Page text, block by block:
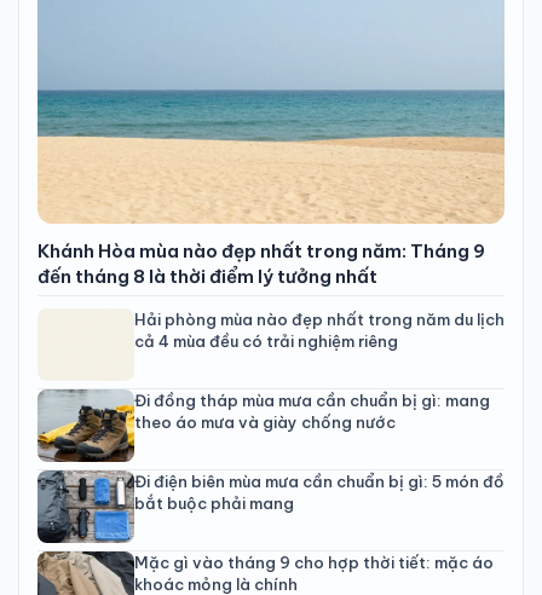
Khánh Hòa mùa nào đẹp nhất trong năm: Tháng 9
đến tháng 8 là thời điểm lý tưởng nhất
Hải phòng mùa nào đẹp nhất trong năm du lịch
cả 4 mùa đều có trải nghiệm riêng
Đi đồng tháp mùa mưa cần chuẩn bị gì: mang
theo áo mưa và giày chống nước
Đi điện biên mùa mưa cần chuẩn bị gì: 5 món đồ
bắt buộc phải mang
Mặc gì vào tháng 9 cho hợp thời tiết: mặc áo
khoác mỏng là chính